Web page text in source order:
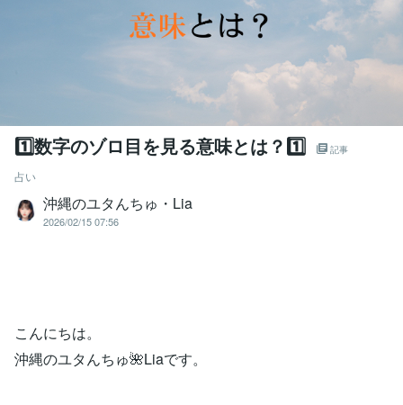
1️⃣数字のゾロ目を見る意味とは？1️⃣ 記事
占い
沖縄のユタんちゅ・Lia
2026/02/15 07:56
こんにちは。
沖縄のユタんちゅ🌺Liaです。